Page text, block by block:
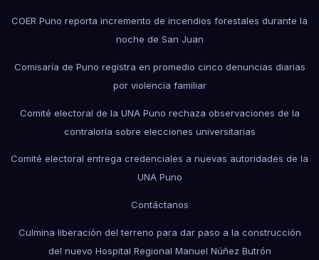
COER Puno reporta incremento de incendios forestales durante la
noche de San Juan
Comisaría de Puno registra en promedio cinco denuncias diarias
por violencia familiar
Comité electoral de la UNA Puno rechaza observaciones de la
contraloría sobre elecciones universitarias
Comité electoral entrega credenciales a nuevas autoridades de la
UNA Puno
Contáctanos
Culmina liberación del terreno para dar paso a la construcción
del nuevo Hospital Regional Manuel Núñez Butrón